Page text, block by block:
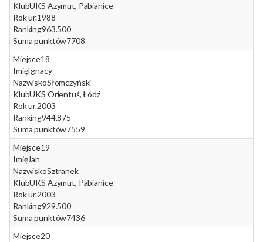
KlubUKS Azymut, Pabianice
Rok ur.1988
Ranking963.500
Suma punktów7708
Miejsce18
ImięIgnacy
NazwiskoSłomczyński
KlubUKS Orientuś, Łódź
Rok ur.2003
Ranking944.875
Suma punktów7559
Miejsce19
ImięJan
NazwiskoSztranek
KlubUKS Azymut, Pabianice
Rok ur.2003
Ranking929.500
Suma punktów7436
Miejsce20